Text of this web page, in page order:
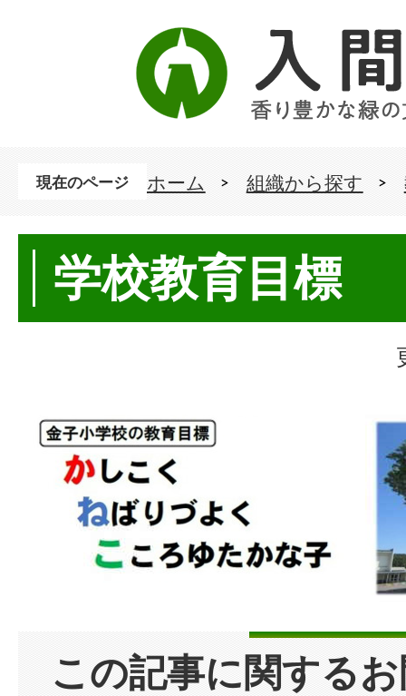
現在のページ ホーム 組織から探す
学校教育目標
この記事に関する